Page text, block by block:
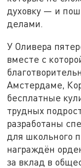
духовку — и
делами.
У Оливера
вместе с
Амстердаме,
бесплатные
трудных
разработаны
для школьного
награждён
за вклад в